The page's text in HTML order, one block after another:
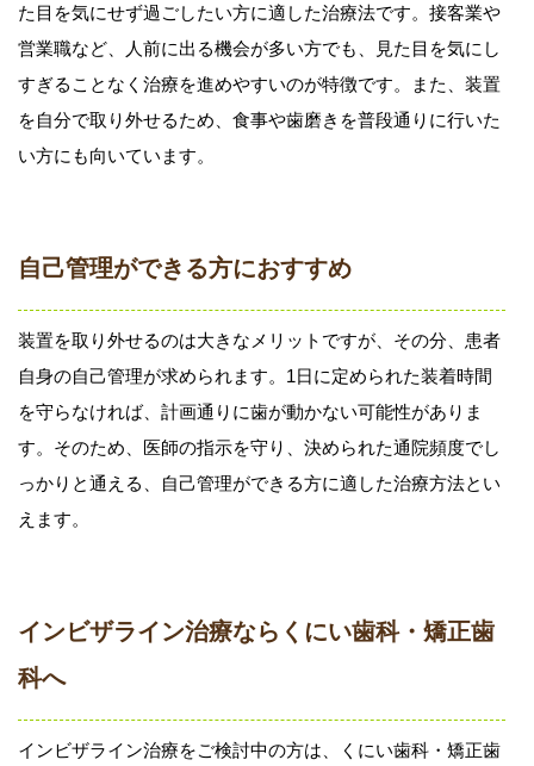
た目を気にせず過ごしたい方に適した治療法です。接客業や
営業職など、人前に出る機会が多い方でも、見た目を気にし
すぎることなく治療を進めやすいのが特徴です。また、装置
を自分で取り外せるため、食事や歯磨きを普段通りに行いた
い方にも向いています。
自己管理ができる方におすすめ
装置を取り外せるのは大きなメリットですが、その分、患者
自身の自己管理が求められます。1日に定められた装着時間
を守らなければ、計画通りに歯が動かない可能性がありま
す。そのため、医師の指示を守り、決められた通院頻度でし
っかりと通える、自己管理ができる方に適した治療方法とい
えます。
インビザライン治療ならくにい歯科・矯正歯
科へ
インビザライン治療をご検討中の方は、くにい歯科・矯正歯